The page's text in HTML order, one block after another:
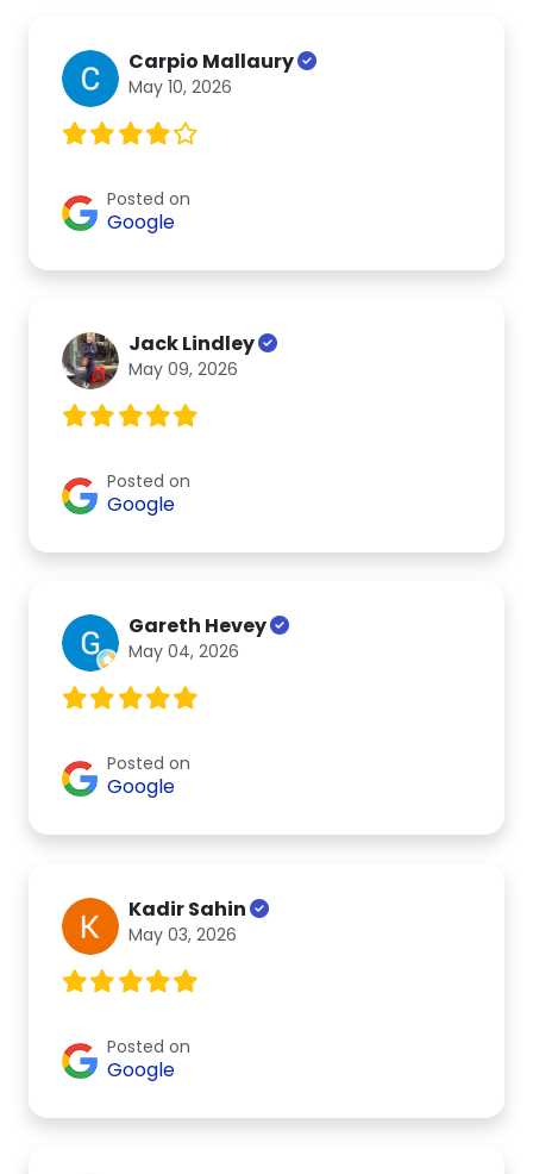
Carpio Mallaury
May 10, 2026
Posted on
Google
Jack Lindley
May 09, 2026
Posted on
Google
Gareth Hevey
May 04, 2026
Posted on
Google
Kadir Sahin
May 03, 2026
Posted on
Google